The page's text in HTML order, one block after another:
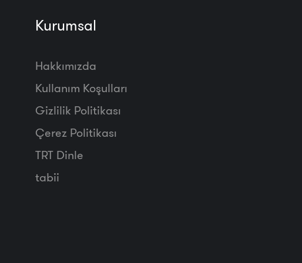
Kurumsal
Hakkımızda
Kullanım Koşulları
Gizlilik Politikası
Çerez Politikası
TRT Dinle
tabii